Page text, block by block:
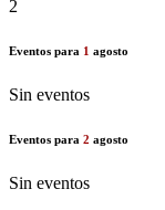
2
Eventos para 1 agosto
Sin eventos
Eventos para 2 agosto
Sin eventos